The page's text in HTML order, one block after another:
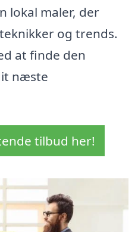
lokal maler, der
og trends.
at finde den
næste
tilbud her!